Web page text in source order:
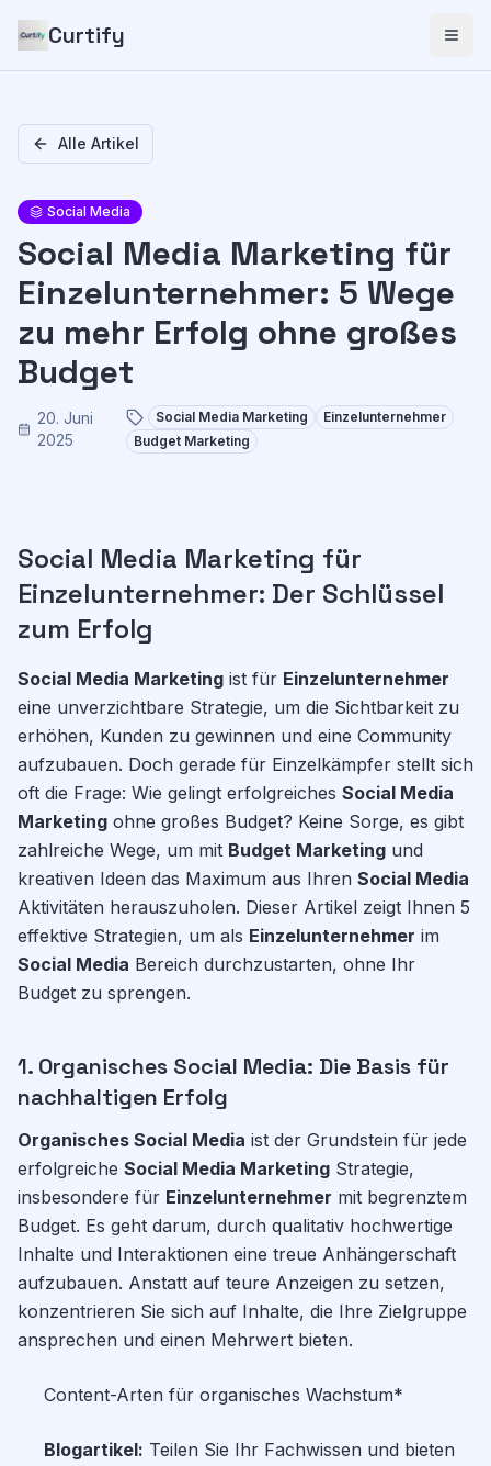
Curtify
Alle Artikel
Social Media
Social Media Marketing für
Einzelunternehmer: 5 Wege
zu mehr Erfolg ohne großes
Budget
20. Juni
2025
Social Media Marketing
Einzelunternehmer
Budget Marketing
Social Media Marketing für
Einzelunternehmer: Der Schlüssel
zum Erfolg
Social Media Marketing ist für Einzelunternehmer
eine unverzichtbare Strategie, um die Sichtbarkeit zu
erhöhen, Kunden zu gewinnen und eine Community
aufzubauen. Doch gerade für Einzelkämpfer stellt sich
oft die Frage: Wie gelingt erfolgreiches Social Media
Marketing ohne großes Budget? Keine Sorge, es gibt
zahlreiche Wege, um mit Budget Marketing und
kreativen Ideen das Maximum aus Ihren Social Media
Aktivitäten herauszuholen. Dieser Artikel zeigt Ihnen 5
effektive Strategien, um als Einzelunternehmer im
Social Media Bereich durchzustarten, ohne Ihr
Budget zu sprengen.
1. Organisches Social Media: Die Basis für
nachhaltigen Erfolg
Organisches Social Media ist der Grundstein für jede
erfolgreiche Social Media Marketing Strategie,
insbesondere für Einzelunternehmer mit begrenztem
Budget. Es geht darum, durch qualitativ hochwertige
Inhalte und Interaktionen eine treue Anhängerschaft
aufzubauen. Anstatt auf teure Anzeigen zu setzen,
konzentrieren Sie sich auf Inhalte, die Ihre Zielgruppe
ansprechen und einen Mehrwert bieten.
Content-Arten für organisches Wachstum*
Blogartikel: Teilen Sie Ihr Fachwissen und bieten